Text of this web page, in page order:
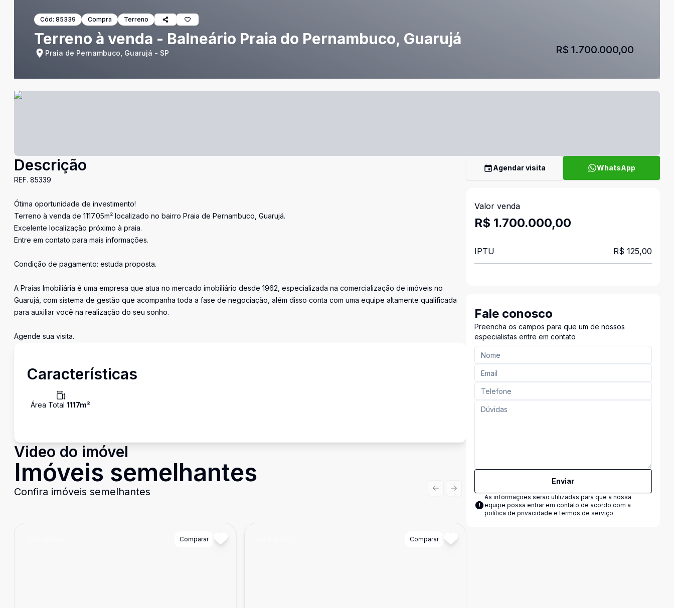
Cód: 85339 Compra Terreno
Terreno à venda - Balneário Praia do Pernambuco, Guarujá
Praia de Pernambuco, Guarujá - SP R$ 1.700.000,00
Descrição
REF. 85339
Ótima oportunidade de investimento!
Terreno à venda de 1117.05m² localizado no bairro Praia de Pernambuco, Guarujá.
Excelente localização próximo à praia.
Entre em contato para mais informações.
Condição de pagamento: estuda proposta.
A Praias Imobiliária é uma empresa que atua no mercado imobiliário desde 1962, especializada na comercialização de imóveis no
Guarujá, com sistema de gestão que acompanha toda a fase de negociação, além disso conta com uma equipe altamente qualificada
para auxiliar você na realização do seu sonho.
Agende sua visita.
Características
Área Total 1117m²
Video do imóvel
Imóveis semelhantes
Confira imóveis semelhantes
Comparar Comparar
Previous slide
Next slide
Agendar visita WhatsApp
Valor venda
R$ 1.700.000,00
IPTU R$ 125,00
Fale conosco
Preencha os campos para que um de nossos
especialistas entre em contato
Enviar
As informações serão utilizadas para que a nossa
equipe possa entrar em contato de acordo com a
política de privacidade e termos de serviço